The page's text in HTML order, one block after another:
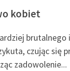
kobiet
czując się
zadowolenie...